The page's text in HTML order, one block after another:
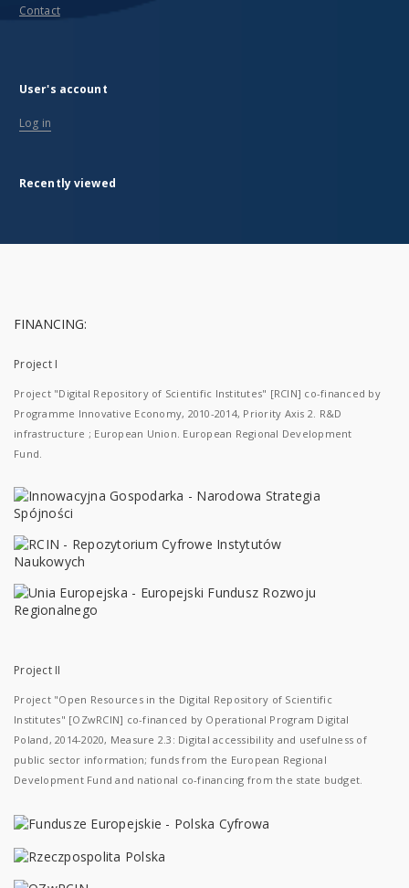
Contact
User's account
Log in
Recently viewed
FINANCING:
Project I
Project "Digital Repository of Scientific Institutes" [RCIN] co-financed by
Programme Innovative Economy, 2010-2014, Priority Axis 2. R&D
infrastructure ; European Union. European Regional Development
Fund.
Project II
Project "Open Resources in the Digital Repository of Scientific
Institutes" [OZwRCIN] co-financed by Operational Program Digital
Poland, 2014-2020, Measure 2.3: Digital accessibility and usefulness of
public sector information; funds from the European Regional
Development Fund and national co-financing from the state budget.